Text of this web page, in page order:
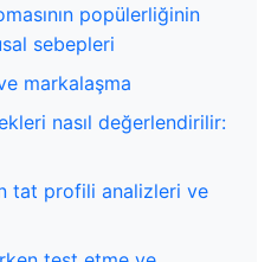
popülerliğinin
sebepleri
markalaşma
nasıl değerlendirilir:
tat profili analizleri ve